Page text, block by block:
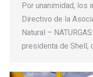
Por unanimidad, los
Directivo de la
Natural –
presidenta de Shell,